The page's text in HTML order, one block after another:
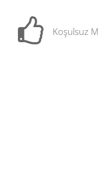
Koşulsuz